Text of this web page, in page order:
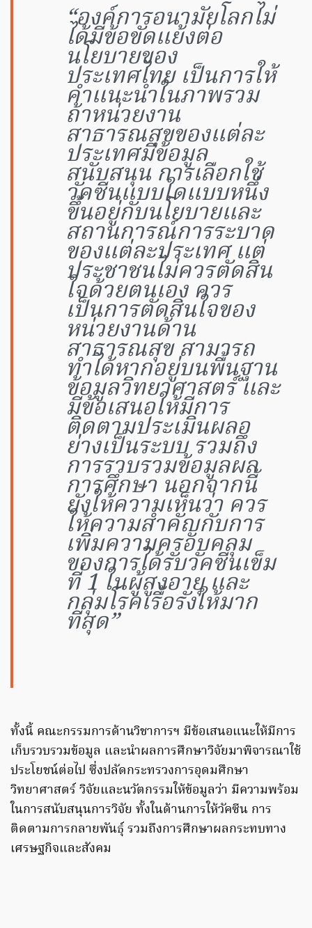
“องค์การอนามัยโลกไม่
ได้มีข้อขัดแย้งต่อ
นโยบายของ
ประเทศไทย เป็นการให้
คำแนะนำในภาพรวม
ถ้าหน่วยงาน
สาธารณสุขของแต่ละ
ประเทศมีข้อมูล
สนับสนุน การเลือกใช้
วัคซีนแบบใดแบบหนึ่ง
ขึ้นอยู่กับนโยบายและ
สถานการณ์การระบาด
ของแต่ละประเทศ แต่
ประชาชนไม่ควรตัดสิน
ใจด้วยตนเอง ควร
เป็นการตัดสินใจของ
หน่วยงานด้าน
สาธารณสุข สามารถ
ทำได้หากอยู่บนพื้นฐาน
ข้อมูลวิทยาศาสตร์ และ
มีข้อเสนอให้มีการ
ติดตามประเมินผลอ
ย่างเป็นระบบ รวมถึง
การรวบรวมข้อมูลผล
การศึกษา นอกจากนี้
ยังให้ความเห็นว่า ควร
ให้ความสำคัญกับการ
เพิ่มความครอบคลุม
ของการได้รับวัคซีนเข็ม
ที่ 1 ในผู้สูงอายุ และ
กลุ่มโรคเรื้อรังให้มาก
ที่สุด”
ทั้งนี้ คณะกรรมการด้านวิชาการฯ มีข้อเสนอแนะให้มีการ
เก็บรวบรวมข้อมูล และนำผลการศึกษาวิจัยมาพิจารณาใช้
ประโยชน์ต่อไป ซึ่งปลัดกระทรวงการอุดมศึกษา
วิทยาศาสตร์ วิจัยและนวัตกรรมให้ข้อมูลว่า มีความพร้อม
ในการสนับสนุนการวิจัย ทั้งในด้านการให้วัคซีน การ
ติดตามการกลายพันธุ์ รวมถึงการศึกษาผลกระทบทาง
เศรษฐกิจและสังคม